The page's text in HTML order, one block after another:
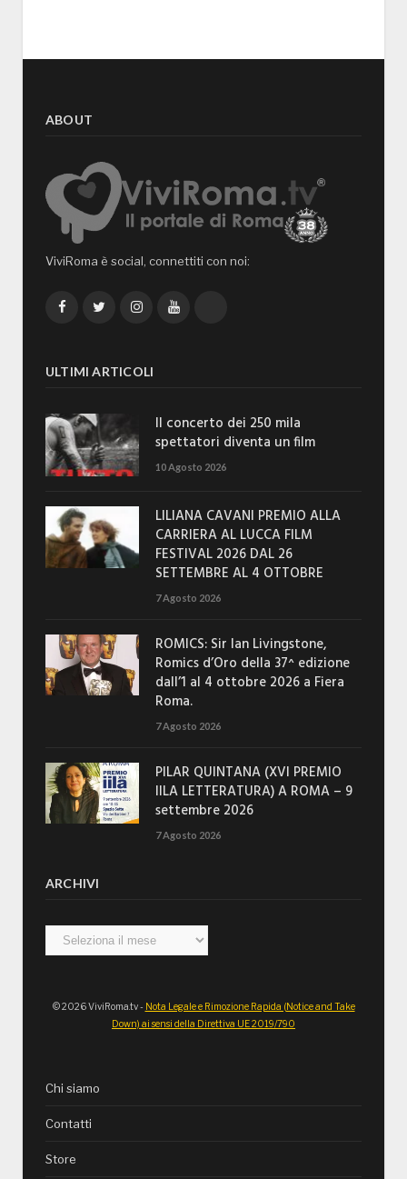
ABOUT
ViviRoma è social, connettiti con noi:
FacebookTwitterInstagramYouTube
ULTIMI ARTICOLI
Il concerto dei 250 mila
spettatori diventa un film
10 Agosto 2026
LILIANA CAVANI PREMIO ALLA
CARRIERA AL LUCCA FILM
FESTIVAL 2026 DAL 26
SETTEMBRE AL 4 OTTOBRE
7 Agosto 2026
ROMICS: Sir Ian Livingstone,
Romics d’Oro della 37^ edizione
dall’1 al 4 ottobre 2026 a Fiera
Roma.
7 Agosto 2026
PILAR QUINTANA (XVI PREMIO
IILA LETTERATURA) A ROMA – 9
settembre 2026
7 Agosto 2026
ARCHIVI
Archivi
© 2026 ViviRoma.tv - Nota Legale e Rimozione Rapida (Notice and Take
Down) ai sensi della Direttiva UE 2019/790
Chi siamo
Contatti
Store